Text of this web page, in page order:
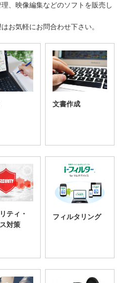
、映像編集などのソフトを販売し
お気軽にお問合わせ下さい。
文書作成
ティ・
対策
フィルタリング